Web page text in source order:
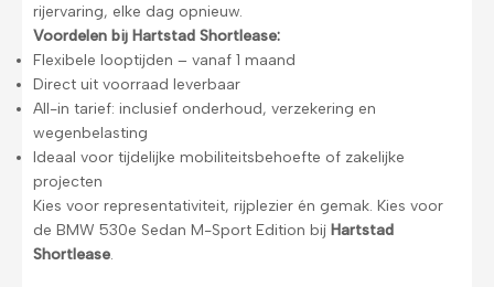
rijervaring, elke dag opnieuw.
Voordelen bij Hartstad Shortlease:
Flexibele looptijden – vanaf 1 maand
Direct uit voorraad leverbaar
All-in tarief: inclusief onderhoud, verzekering en
wegenbelasting
Ideaal voor tijdelijke mobiliteitsbehoefte of zakelijke
projecten
Kies voor representativiteit, rijplezier én gemak. Kies voor
de BMW 530e Sedan M-Sport Edition bij Hartstad
Shortlease.